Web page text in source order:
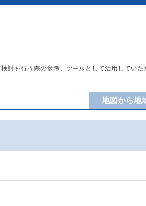
討を行う際の参考、ツールとして活用してい
地図から地